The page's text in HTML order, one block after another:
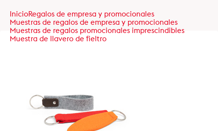
InicioRegalos de empresa y promocionales
Muestras de regalos de empresa y promocionales
Muestras de regalos promocionales imprescindibles
Muestra de llavero de fieltro